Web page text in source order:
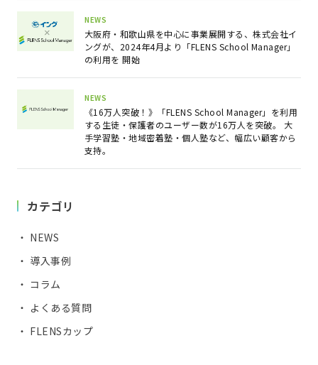
NEWS
大阪府・和歌山県を中心に事業展開する、株式会社イ
ングが、2024年4月より「FLENS School Manager」
の利用を 開始
NEWS
《16万人突破！》「FLENS School Manager」を利用
する生徒・保護者のユーザー数が16万人を突破。 大
手学習塾・地域密着塾・個人塾など、幅広い顧客から
支持。
カテゴリ
・ NEWS
・ 導入事例
・ コラム
・ よくある質問
・ FLENSカップ